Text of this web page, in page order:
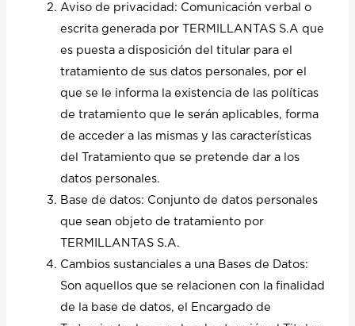
Aviso de privacidad: Comunicación verbal o
escrita generada por TERMILLANTAS S.A que
es puesta a disposición del titular para el
tratamiento de sus datos personales, por el
que se le informa la existencia de las políticas
de tratamiento que le serán aplicables, forma
de acceder a las mismas y las características
del Tratamiento que se pretende dar a los
datos personales.
Base de datos: Conjunto de datos personales
que sean objeto de tratamiento por
TERMILLANTAS S.A.
Cambios sustanciales a una Bases de Datos:
Son aquellos que se relacionen con la finalidad
de la base de datos, el Encargado de